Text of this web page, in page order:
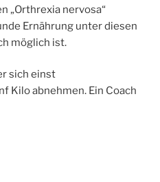
„Orthrexia nervosa“
Ernährung unter diesen
möglich ist.
sich einst
Kilo abnehmen. Ein Coach